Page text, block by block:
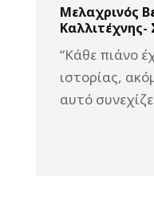
Μελαχρινός
“Κάθε πιάνο
ιστορίας,
αυτό